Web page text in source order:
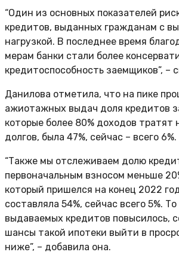
“Один из основных показателей
кредитов, выданных гражданам с
нагрузкой. В последнее время
мерам банки стали более
кредитоспособность заемщиков”, –
Данилова отметила, что на пике
ажиотажных выдач доля кредитов
которые более 80% доходов тратят
долгов, была 47%, сейчас – всего 6%.
“Также мы отслеживаем долю
первоначальным взносом меньше
который пришелся на конец 2022
составляла 54%, сейчас всего 5%.
выдаваемых кредитов повысилось,
шансы такой ипотеки выйти в
ниже”, – добавила она.